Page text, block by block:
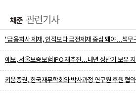
채준 관련기사
"금융회사 제재, 인적보다 금전제재 중심 돼야…책무
예보, 서울보증보험 IPO 재추진…내년 상반기 보유
키움증권, 한국재무학회와 박사과정 연구원 후원 협